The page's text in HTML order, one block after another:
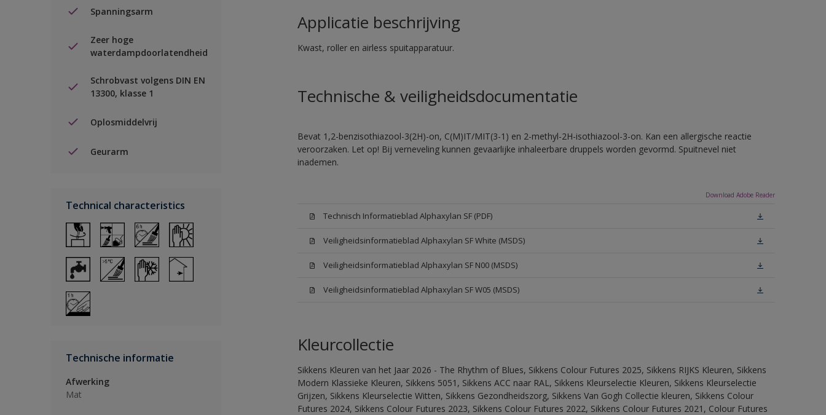
Spanningsarm
Zeer hoge
waterdampdoorlatendheid
Schrobvast volgens DIN EN
13300, klasse 1
Oplosmiddelvrij
Geurarm
Technical characteristics
Technische informatie
Afwerking
Mat
Applicatie beschrijving
Kwast, roller en airless spuitapparatuur.
Technische & veiligheidsdocumentatie
Bevat 1,2-benzisothiazool-3(2H)-on, C(M)IT/MIT(3-1) en 2-methyl-2H-isothiazool-3-on. Kan een allergische reactie
veroorzaken. Let op! Bij verneveling kunnen gevaarlijke inhaleerbare druppels worden gevormd. Spuitnevel niet
inademen.
Download Adobe Reader
Technisch Informatieblad Alphaxylan SF (PDF)
Veiligheidsinformatieblad Alphaxylan SF White (MSDS)
Veiligheidsinformatieblad Alphaxylan SF N00 (MSDS)
Veiligheidsinformatieblad Alphaxylan SF W05 (MSDS)
Kleurcollectie
Sikkens Kleuren van het Jaar 2026 - The Rhythm of Blues, Sikkens Colour Futures 2025, Sikkens RIJKS Kleuren, Sikkens
Modern Klassieke Kleuren, Sikkens 5051, Sikkens ACC naar RAL, Sikkens Kleurselectie Kleuren, Sikkens Kleurselectie
Grijzen, Sikkens Kleurselectie Witten, Sikkens Gezondheidszorg, Sikkens Van Gogh Collectie kleuren, Sikkens Colour
Futures 2024, Sikkens Colour Futures 2023, Sikkens Colour Futures 2022, Sikkens Colour Futures 2021, Colour Futures